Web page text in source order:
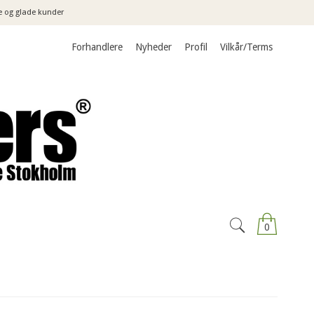
og glade kunder
Forhandlere Nyheder Profil Vilkår/Terms
0